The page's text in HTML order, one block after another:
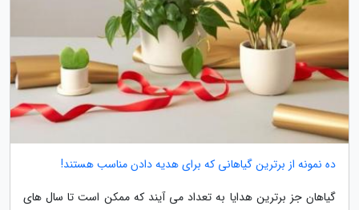
ده نمونه از برترین گیاهانی که برای هدیه دادن مناسب هستند!
گیاهان جز برترین هدایا به تعداد می آیند که ممکن است تا سال های